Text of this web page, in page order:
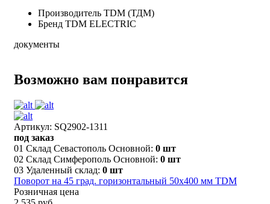
Производитель TDM (ТДМ)
Бренд TDM ELECTRIC
документы
Возможно вам понравится
Артикул: SQ2902-1311
под заказ
01 Склад Севастополь Основной: 0 шт
02 Склад Симферополь Основной: 0 шт
03 Удаленный склад: 0 шт
Поворот на 45 град. горизонтальный 50х400 мм TDM
Розничная цена